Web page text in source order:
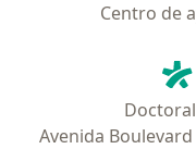
Centro de
Avenida